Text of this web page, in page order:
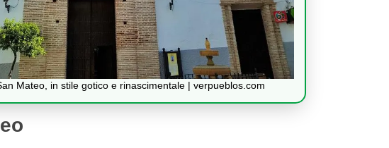
Mateo, in stile gotico e rinascimentale | verpueblos.com